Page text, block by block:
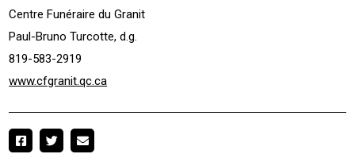
Centre Funéraire du Granit
Paul-Bruno Turcotte, d.g.
819-583-2919
www.cfgranit.qc.ca